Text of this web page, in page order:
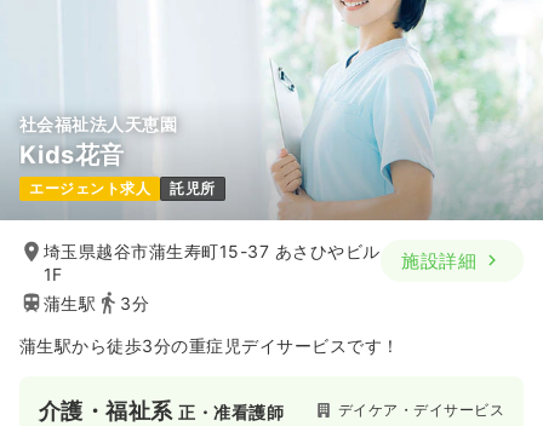
詳細を見る
社会福祉法人天恵園
Kids花音
エージェント求人 託児所
埼玉県越谷市蒲生寿町15-37 あさひやビル
1F
蒲生駅
3分
施設詳細
蒲生駅から徒歩3分の重症児デイサービスです！
介護・福祉系正・准看護師 デイケア・デイサービス